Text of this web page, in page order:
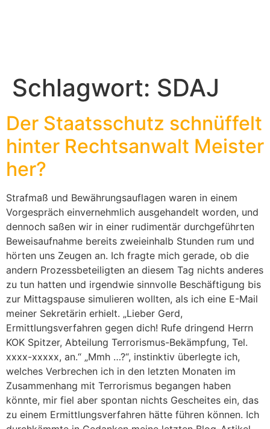
Schlagwort: SDAJ
Der Staatsschutz schnüffelt
hinter Rechtsanwalt Meister
her?
Strafmaß und Bewährungsauflagen waren in einem
Vorgespräch einvernehmlich ausgehandelt worden, und
dennoch saßen wir in einer rudimentär durchgeführten
Beweisaufnahme bereits zweieinhalb Stunden rum und
hörten uns Zeugen an. Ich fragte mich gerade, ob die
andern Prozessbeteiligten an diesem Tag nichts anderes
zu tun hatten und irgendwie sinnvolle Beschäftigung bis
zur Mittagspause simulieren wollten, als ich eine E-Mail
meiner Sekretärin erhielt. „Lieber Gerd,
Ermittlungsverfahren gegen dich! Rufe dringend Herrn
KOK Spitzer, Abteilung Terrorismus-Bekämpfung, Tel.
xxxx-xxxxx, an.“ „Mmh …?“, instinktiv überlegte ich,
welches Verbrechen ich in den letzten Monaten im
Zusammenhang mit Terrorismus begangen haben
könnte, mir fiel aber spontan nichts Gescheites ein, das
zu einem Ermittlungsverfahren hätte führen können. Ich